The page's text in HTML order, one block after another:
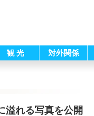
観 光 対外関係
溢れる写真を公開